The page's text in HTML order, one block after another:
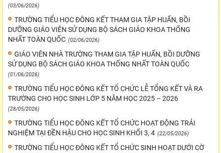
(03/06/2026)
TRƯỜNG TIỂU HỌC ĐÔNG KẾT THAM GIA TẬP HUẤN, BỒI
DƯỠNG GIÁO VIÊN SỬ DỤNG BỘ SÁCH GIÁO KHOA THỐNG
NHẤT TOÀN QUỐC (02/06/2026)
GIÁO VIÊN NHÀ TRƯỜNG THAM GIA TẬP HUẤN, BỒI DƯỠNG
SỬ DỤNG BỘ SÁCH GIÁO KHOA THỐNG NHẤT TOÀN QUỐC
(01/06/2026)
TRƯỜNG TIỂU HỌC ĐÔNG KẾT TỔ CHỨC LỄ TỔNG KẾT VÀ RA
TRƯỜNG CHO HỌC SINH LỚP 5 NĂM HỌC 2025 – 2026
(28/05/2026)
TRƯỜNG TIỂU HỌC ĐÔNG KẾT TỔ CHỨC HOẠT ĐỘNG TRẢI
NGHIỆM TẠI ĐỀN HẬU CHO HỌC SINH KHỐI 3, 4 (22/05/2026)
TRƯỜNG TIỂU HỌC ĐÔNG KẾT TỔ CHỨC SINH HOẠT DƯỚI CỜ